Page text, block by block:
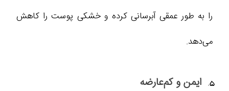
را به طور عمقی آبرسانی کرده و خشکی پوست را کاهش
می‌دهد.
ایمن و کم‌عارضه